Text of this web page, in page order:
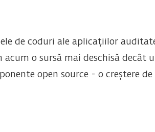
de coduri ale aplicațiilor
o sursă mai deschisă decât
open source - o creștere